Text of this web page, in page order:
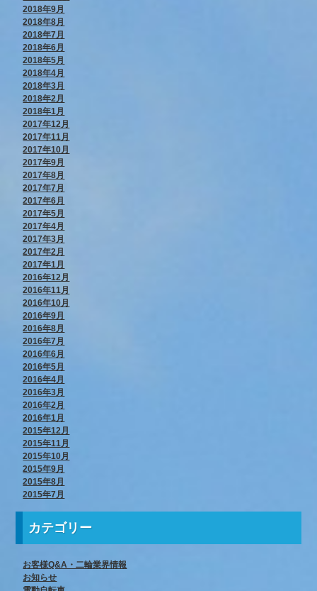
2018年9月
2018年8月
2018年7月
2018年6月
2018年5月
2018年4月
2018年3月
2018年2月
2018年1月
2017年12月
2017年11月
2017年10月
2017年9月
2017年8月
2017年7月
2017年6月
2017年5月
2017年4月
2017年3月
2017年2月
2017年1月
2016年12月
2016年11月
2016年10月
2016年9月
2016年8月
2016年7月
2016年6月
2016年5月
2016年4月
2016年3月
2016年2月
2016年1月
2015年12月
2015年11月
2015年10月
2015年9月
2015年8月
2015年7月
カテゴリー
お客様Q&A・二輪業界情報
お知らせ